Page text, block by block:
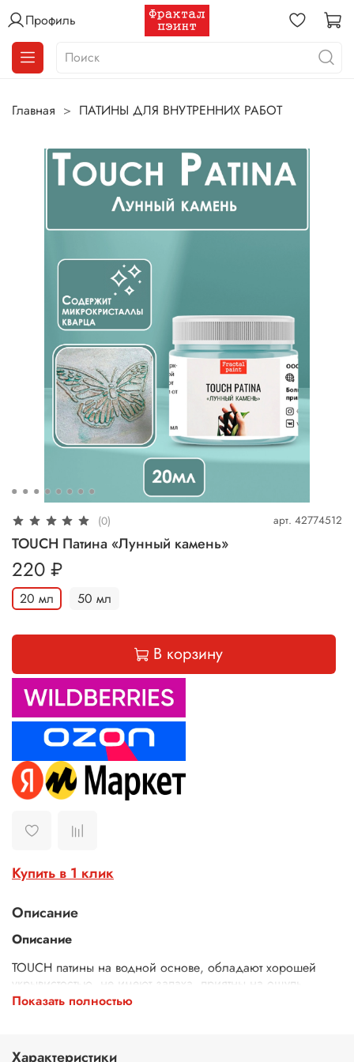
Профиль
Главная ПАТИНЫ ДЛЯ ВНУТРЕННИХ РАБОТ
(0) арт. 42774512
TOUCH Патина «Лунный камень»
220 ₽
20 мл 50 мл
В корзину
Купить в 1 клик
Описание
Описание
TOUCH патины на водной основе, обладают хорошей
укрывистостью, не имеют запаха, приятны на ощупь.
Даннаяперламутровая краска-патина
Показать полностью
Характеристики